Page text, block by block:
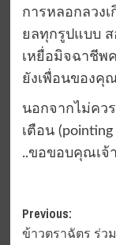
การหลอกลวง
ยลทุกรูปแบบ
เหยื่อมิจฉาชีพ
ยังเพื่อนของคุ
นอกจากไม่คว
เตือน (pointing
..ขอขอบคุณเจ้
Post
Previous:
ข้าวตราฉัตร ร่ว